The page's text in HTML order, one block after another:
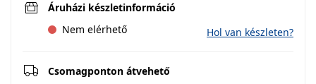
Áruházi készletinformáció
Nem elérhető
Hol van készleten?
Csomagponton átvehető